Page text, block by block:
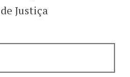
Justiça